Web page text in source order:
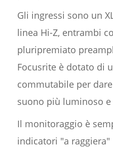
Gli ingressi sono un
linea Hi-Z, entrambi
pluripremiato
Focusrite è dotato di
commutabile per
suono più luminoso e
Il monitoraggio è
indicatori "a